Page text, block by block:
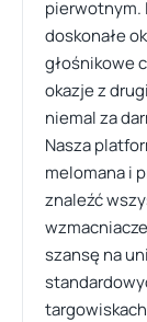
pierwotnym.
doskonałe
głośnikowe
okazje z
niemal za
Nasza
melomana i
znaleźć
szansę na